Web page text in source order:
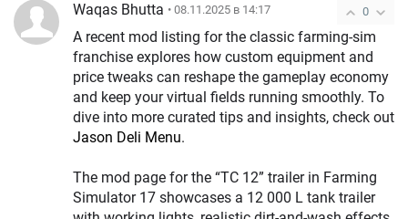
0
Waqas Bhutta • 08.11.2025 в 14:17
A recent mod listing for the classic farming-sim
franchise explores how custom equipment and
price tweaks can reshape the gameplay economy
and keep your virtual fields running smoothly. To
dive into more curated tips and insights, check out
Jason Deli Menu.
The mod page for the “TC 12” trailer in Farming
Simulator 17 showcases a 12 000 L tank trailer